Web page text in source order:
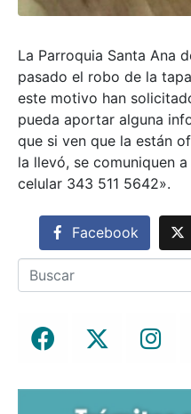
La Parroquia Santa Ana
pasado el robo de la
este motivo han
pueda aportar alguna
que si ven que la están
la llevó, se comuniquen
celular 343 511 5642».
Facebook